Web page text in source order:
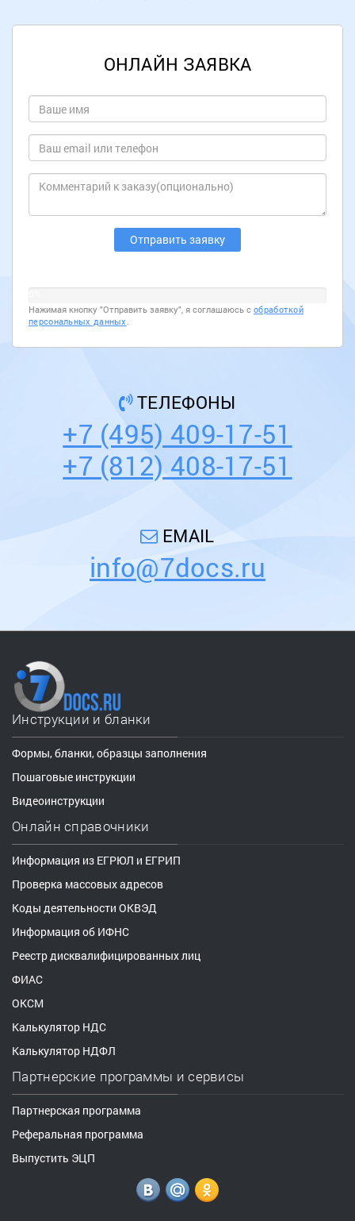
ОНЛАЙН ЗАЯВКА
Нажимая кнопку "Отправить заявку", я соглашаюсь с обработкой
персональных данных .
ТЕЛЕФОНЫ
+7 (495) 409-17-51
+7 (812) 408-17-51
EMAIL
info@7docs.ru
Инструкции и бланки
Формы, бланки, образцы заполнения
Пошаговые инструкции
Видеоинструкции
Онлайн справочники
Информация из ЕГРЮЛ и ЕГРИП
Проверка массовых адресов
Коды деятельности ОКВЭД
Информация об ИФНС
Реестр дисквалифицированных лиц
ФИАС
ОКСМ
Калькулятор НДС
Калькулятор НДФЛ
Партнерские программы и сервисы
Партнерская программа
Реферальная программа
Выпустить ЭЦП